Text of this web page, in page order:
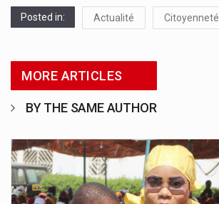
Posted in: Actualité Citoyenneté
MORE ARTICLES
BY THE SAME AUTHOR